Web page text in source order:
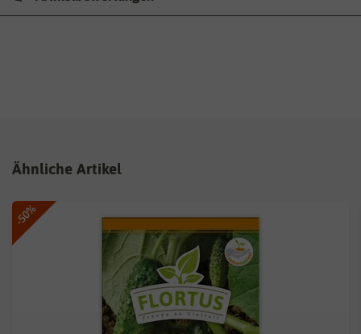
Ähnliche Artikel
-50%